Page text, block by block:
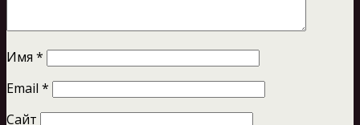
Имя *
Email *
Сайт